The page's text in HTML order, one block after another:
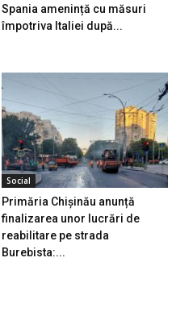
Spania amenință cu măsuri
împotriva Italiei după...
Social
Primăria Chișinău anunță
finalizarea unor lucrări de
reabilitare pe strada
Burebista:...